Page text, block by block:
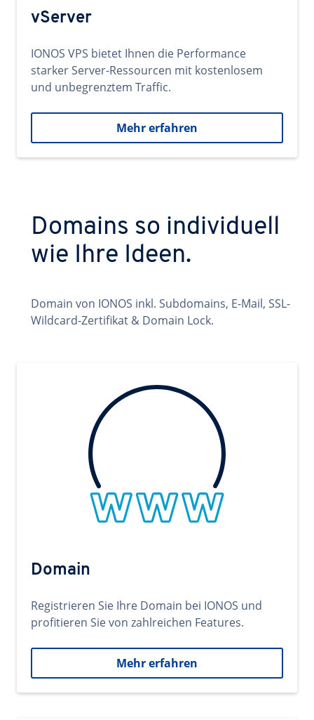
vServer
IONOS VPS bietet Ihnen die Performance
starker Server-Ressourcen mit kostenlosem
und unbegrenztem Traffic.
Mehr erfahren
Domains so individuell
wie Ihre Ideen.
Domain von IONOS inkl. Subdomains, E-Mail, SSL-
Wildcard-Zertifikat & Domain Lock.
Domain
Registrieren Sie Ihre Domain bei IONOS und
profitieren Sie von zahlreichen Features.
Mehr erfahren